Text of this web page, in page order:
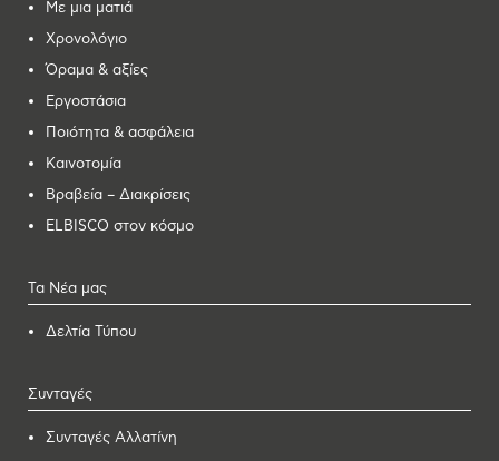
Με μια ματιά
Χρονολόγιο
Όραμα & αξίες
Εργοστάσια
Ποιότητα & ασφάλεια
Καινοτομία
Βραβεία – Διακρίσεις
ELBISCO στον κόσμο
Τα Νέα μας
Δελτία Τύπου
Συνταγές
Συνταγές Αλλατίνη